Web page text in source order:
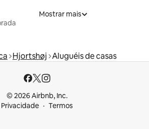
Mostrar mais
Hjortshøj Aluguéis de casas
© 2026 Airbnb, Inc.
Privacidade
Termos